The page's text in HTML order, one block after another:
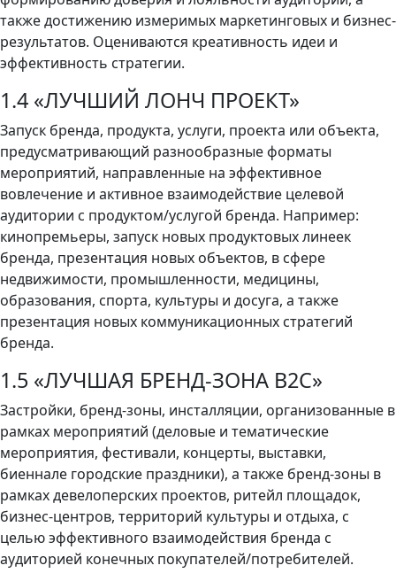
также достижению измеримых маркетинговых и бизнес-
результатов. Оцениваются креативность идеи и
эффективность стратегии.
1.4 «ЛУЧШИЙ ЛОНЧ ПРОЕКТ»
Запуск бренда, продукта, услуги, проекта или объекта,
предусматривающий разнообразные форматы
мероприятий, направленные на эффективное
вовлечение и активное взаимодействие целевой
аудитории с продуктом/услугой бренда. Например:
кинопремьеры, запуск новых продуктовых линеек
бренда, презентация новых объектов, в сфере
недвижимости, промышленности, медицины,
образования, спорта, культуры и досуга, а также
презентация новых коммуникационных стратегий
бренда.
1.5 «ЛУЧШАЯ БРЕНД-ЗОНА B2C»
Застройки, бренд-зоны, инсталляции, организованные в
рамках мероприятий (деловые и тематические
мероприятия, фестивали, концерты, выставки,
биеннале городские праздники), а также бренд-зоны в
рамках девелоперских проектов, ритейл площадок,
бизнес-центров, территорий культуры и отдыха, с
целью эффективного взаимодействия бренда с
аудиторией конечных покупателей/потребителей.